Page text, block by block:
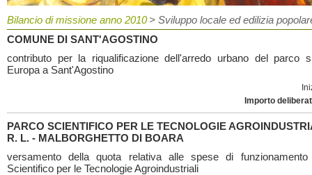
Bilancio di missione anno 2010 > Sviluppo locale ed edilizia
COMUNE DI SANT'AGOSTINO
contributo per la riqualificazione dell'arredo urbano del parco
Europa a Sant'Agostino
Importo
PARCO SCIENTIFICO PER LE TECNOLOGIE
R. L. - MALBORGHETTO DI BOARA
versamento della quota relativa alle spese di
Scientifico per le Tecnologie Agroindustriali